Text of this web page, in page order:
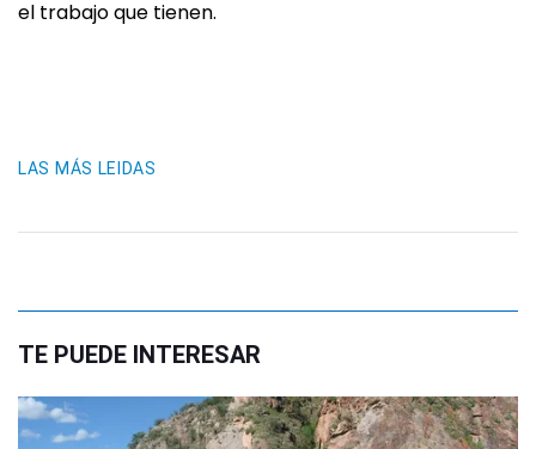
el trabajo que tienen.
LAS MÁS LEIDAS
TE PUEDE INTERESAR